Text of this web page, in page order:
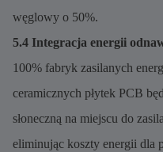
węglowy o 50%.
5.4 Integracja energii
100% fabryk zasilanych
ceramicznych płytek PCB
słoneczną na miejscu do
eliminując koszty energii dla